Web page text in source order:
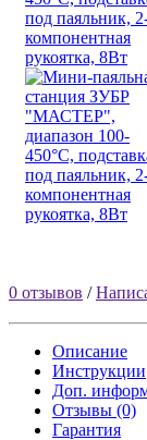
0 отзывов /
Описание
Инструкции
Доп.
Отзывы (0)
Гарантия